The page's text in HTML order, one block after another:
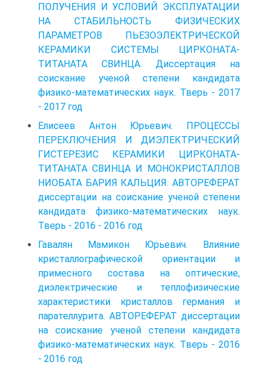
ПОЛУЧЕНИЯ И УСЛОВИЙ ЭКСПЛУАТАЦИИ
НА СТАБИЛЬНОСТЬ ФИЗИЧЕСКИХ
ПАРАМЕТРОВ ПЬЕЗОЭЛЕКТРИЧЕСКОЙ
КЕРАМИКИ СИСТЕМЫ ЦИРКОНАТА-
ТИТАНАТА СВИНЦА. Диссертация на
соискание ученой степени кандидата
физико-математических наук. Тверь - 2017
- 2017 год
Елисеев Антон Юрьевич. ПРОЦЕССЫ
ПЕРЕКЛЮЧЕНИЯ И ДИЭЛЕКТРИЧЕСКИЙ
ГИСТЕРЕЗИС КЕРАМИКИ ЦИРКОНАТА-
ТИТАНАТА СВИНЦА И МОНОКРИСТАЛЛОВ
НИОБАТА БАРИЯ КАЛЬЦИЯ. АВТОРЕФЕРАТ
диссертации на соискание ученой степени
кандидата физико-математических наук.
Тверь - 2016 - 2016 год
Гавалян Мамикон Юрьевич. Влияние
кристаллографической ориентации и
примесного состава на оптические,
диэлектрические и теплофизические
характеристики кристаллов германия и
парателлурита. АВТОРЕФЕРАТ диссертации
на соискание ученой степени кандидата
физико-математических наук. Тверь - 2016
- 2016 год